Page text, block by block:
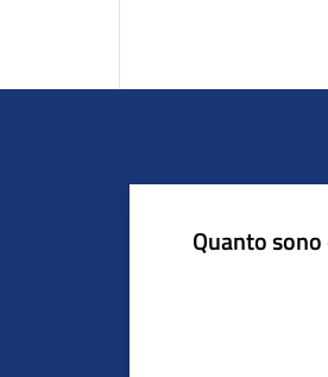
Quanto